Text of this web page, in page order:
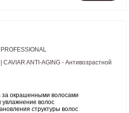
CAVIAR ANTI-AGING - Антивозрастной
за окрашенными волосами
увлажнение волос
структуры волос